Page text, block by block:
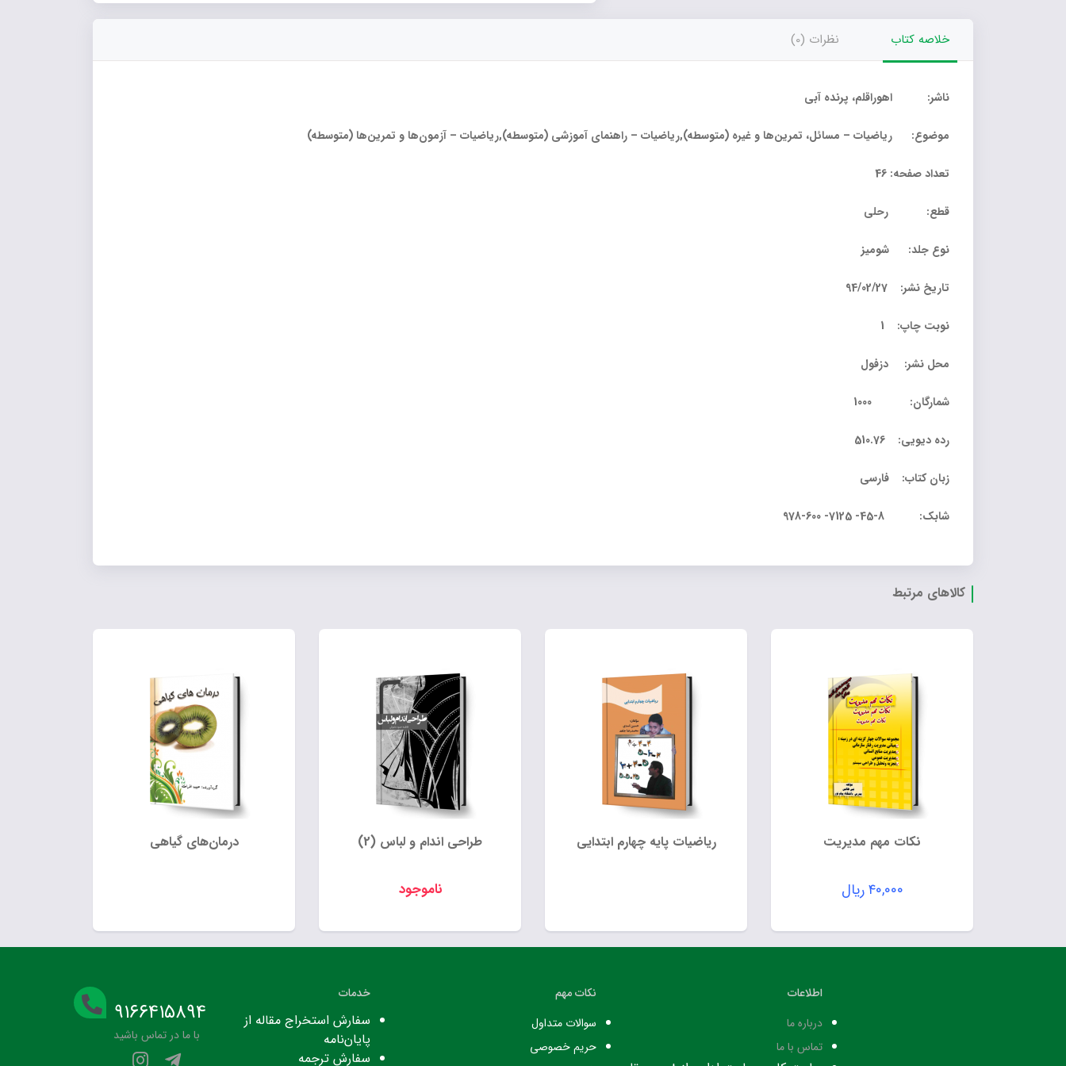
خلاصه کتاب نظرات (0)
ناشر: اهوراقلم، پرنده آبی
موضوع: ریاضیات – مسائل، تمرین‌ها و غیره (متوسطه),ریاضیات – راهنمای آموزشی (متوسطه),ریاضیات – آزمون‌ها و تمرین‌ها (متوسطه)
تعداد صفحه: 46
قطع: رحلی
نوع جلد: شومیز
تاریخ نشر: 94/02/27
نوبت چاپ: 1
محل نشر: دزفول
شمارگان: 1000
رده دیویی: 510.76
زبان کتاب: فارسی
شابک: 8-45- 7125- 600-978
کالاهای مرتبط
نکات مهم مدیریت
۴۰,۰۰۰ریال
ریاضیات پایه چهارم ابتدایی طراحی اندام و لباس (2)
ناموجود
درمان‌های گیاهی
اطلاعات
درباره ما
تماس با ما
نکات مهم
سوالات متداول
حریم خصوصی
خدمات
سفارش استخراج مقاله از
پایان‌نامه
سفارش ترجمه
۹۱۶۶۴۱۵۸۹۴
با ما در تماس باشید